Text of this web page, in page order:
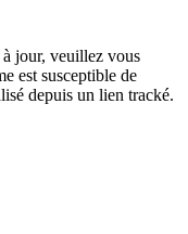
jour, veuillez vous
est susceptible de
depuis un lien tracké.